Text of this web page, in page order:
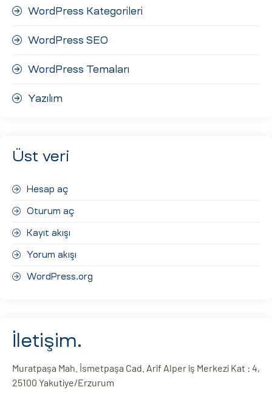
WordPress Kategorileri
WordPress SEO
WordPress Temaları
Yazılım
Üst veri
Hesap aç
Oturum aç
Kayıt akışı
Yorum akışı
WordPress.org
İletişim.
Muratpaşa Mah. İsmetpaşa Cad. Arif Alper iş Merkezi Kat : 4,
25100 Yakutiye/Erzurum